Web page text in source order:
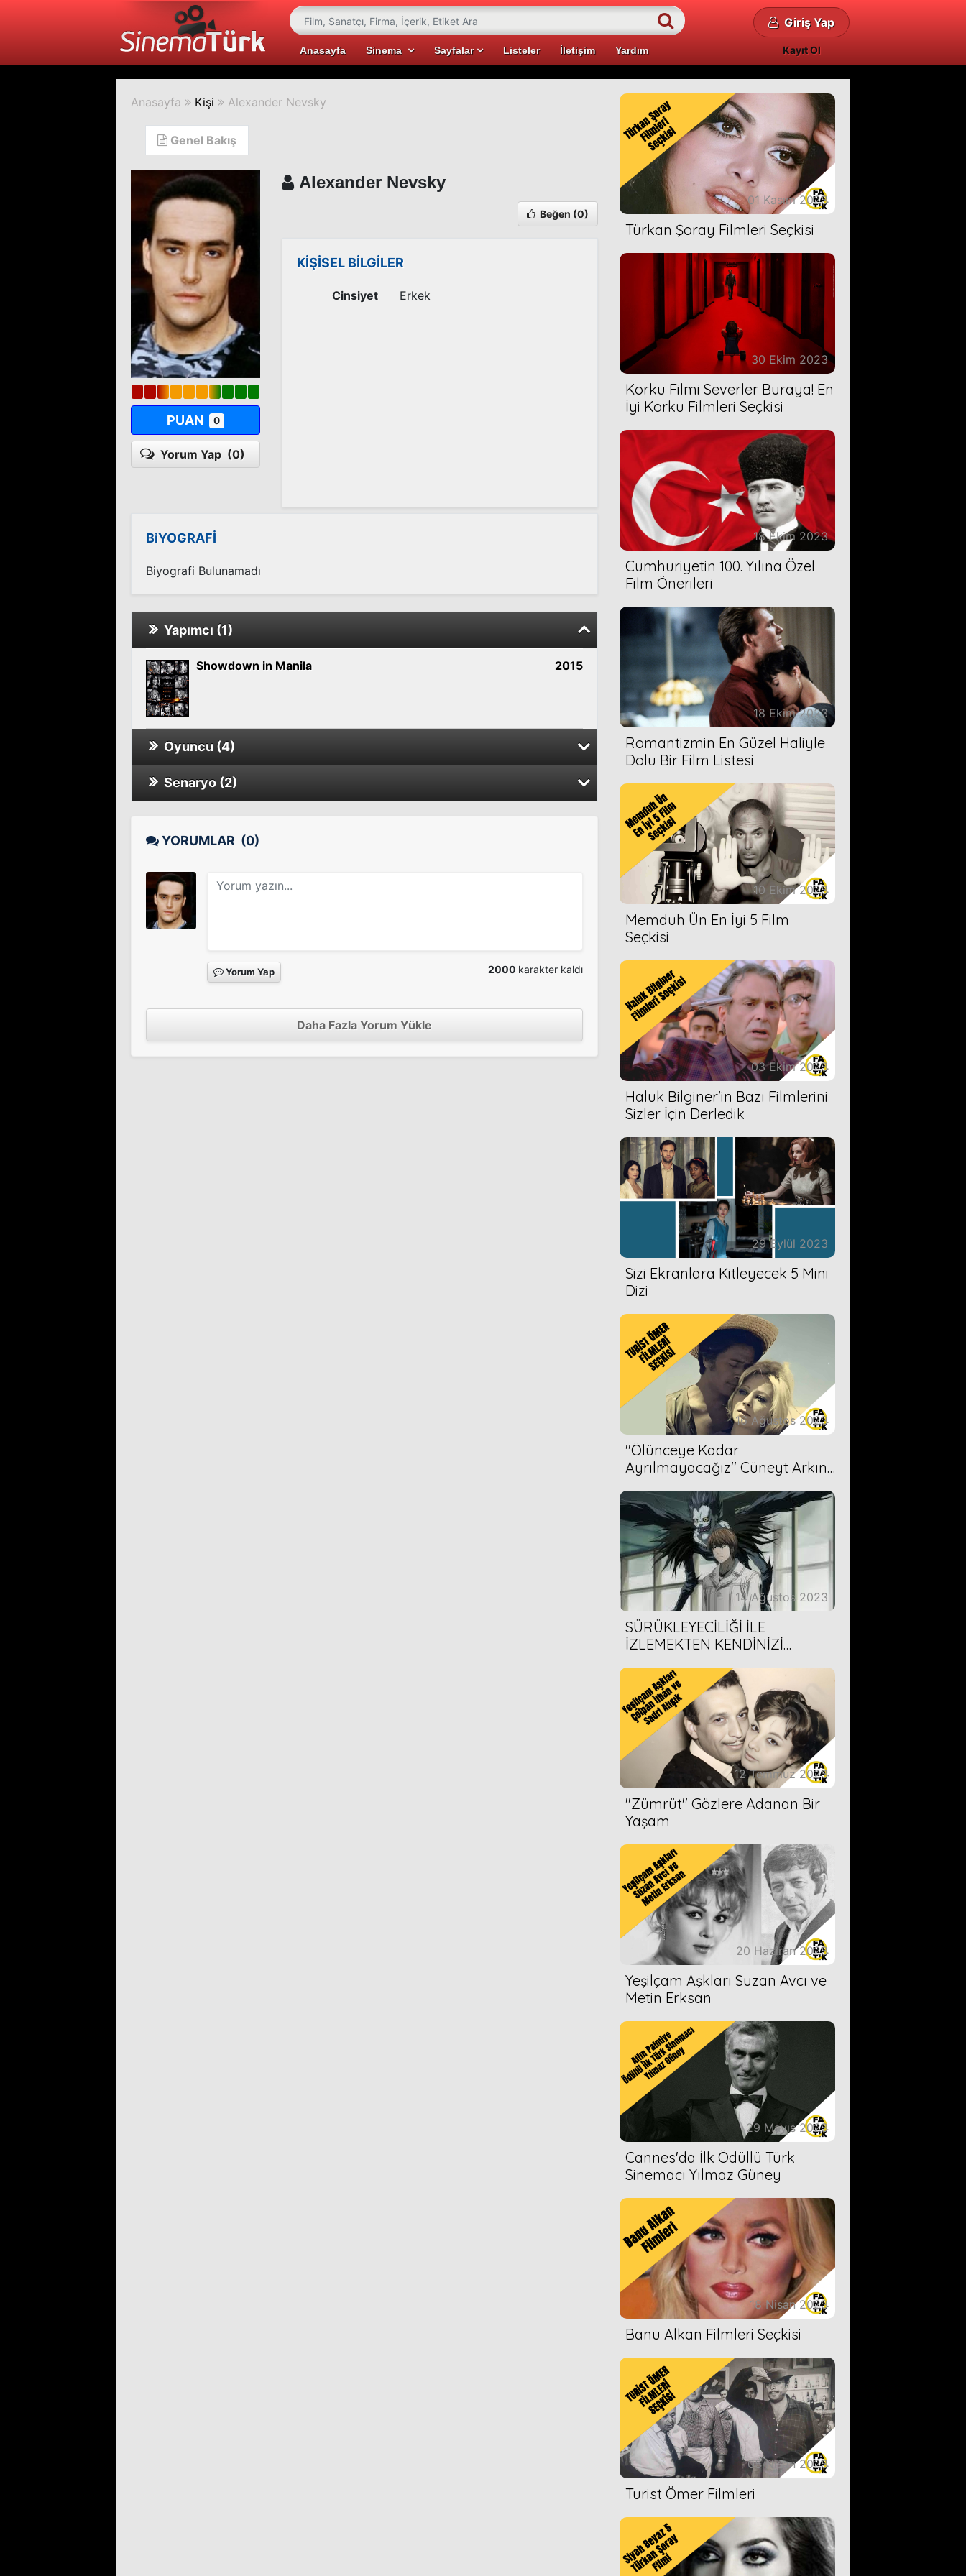
Anasayfa Sinema Sayfalar Listeler İletişim Yardım
Giriş Yap
Kayıt Ol
Anasayfa Kişi Alexander Nevsky
Genel Bakış
PUAN 0
Yorum Yap (0)
Alexander Nevsky
Beğen (0)
KİŞİSEL BİLGİLER
Cinsiyet Erkek
BiYOGRAFİ
Biyografi Bulunamadı
Yapımcı (1)
Showdown in Manila 2015
Oyuncu (4)
Showdown in Manila 2015
Sinema Filmi
Senaryo (2)
YORUMLAR (0)
Yorum Yap 2000 karakter kaldı
Daha Fazla Yorum Yükle
01 Kasım 2023
Türkan Şoray Filmleri Seçkisi
30 Ekim 2023
Korku Filmi Severler Buraya! En
İyi Korku Filmleri Seçkisi
18 Ekim 2023
Cumhuriyetin 100. Yılına Özel
Film Önerileri
18 Ekim 2023
Romantizmin En Güzel Haliyle
Dolu Bir Film Listesi
10 Ekim 2023
Memduh Ün En İyi 5 Film
Seçkisi
03 Ekim 2023
Haluk Bilginer'in Bazı Filmlerini
Sizler İçin Derledik
29 Eylül 2023
Sizi Ekranlara Kitleyecek 5 Mini
Dizi
16 Ağustos 2023
''Ölünceye Kadar
Ayrılmayacağız'' Cüneyt Arkın-
14 Ağustos 2023
SÜRÜKLEYECİLİĞİ İLE
İZLEMEKTEN KENDİNİZİ
ÖNERİMİZ
12 Temmuz 2023
''Zümrüt'' Gözlere Adanan Bir
Yaşam
20 Haziran 2023
Yeşilçam Aşkları Suzan Avcı ve
Metin Erksan
29 Mayıs 2023
Cannes'da İlk Ödüllü Türk
Sinemacı Yılmaz Güney
18 Nisan 2023
Banu Alkan Filmleri Seçkisi
05 Nisan 2023
Turist Ömer Filmleri